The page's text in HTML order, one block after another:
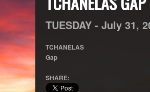
TUESDAY - July 31,
TCHANELAS
Gap
SHARE: